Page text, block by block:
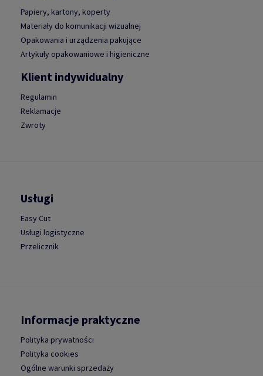
Papiery, kartony, koperty
Materiały do komunikacji wizualnej
Opakowania i urządzenia pakujące
Artykuły opakowaniowe i higieniczne
Klient indywidualny
Regulamin
Reklamacje
Zwroty
Usługi
Easy Cut
Usługi logistyczne
Przelicznik
Informacje praktyczne
Polityka prywatności
Polityka cookies
Ogólne warunki sprzedaży